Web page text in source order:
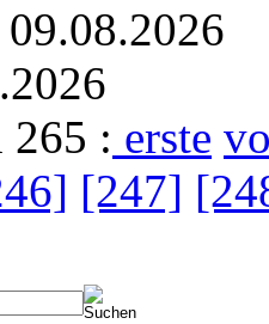
265 : erste
[247]